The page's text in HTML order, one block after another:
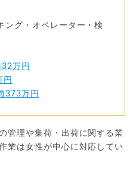
ング・オペレーター・検
万円
円
373万円
管理や集荷・出荷に関する業
業は女性が中心に対応してい